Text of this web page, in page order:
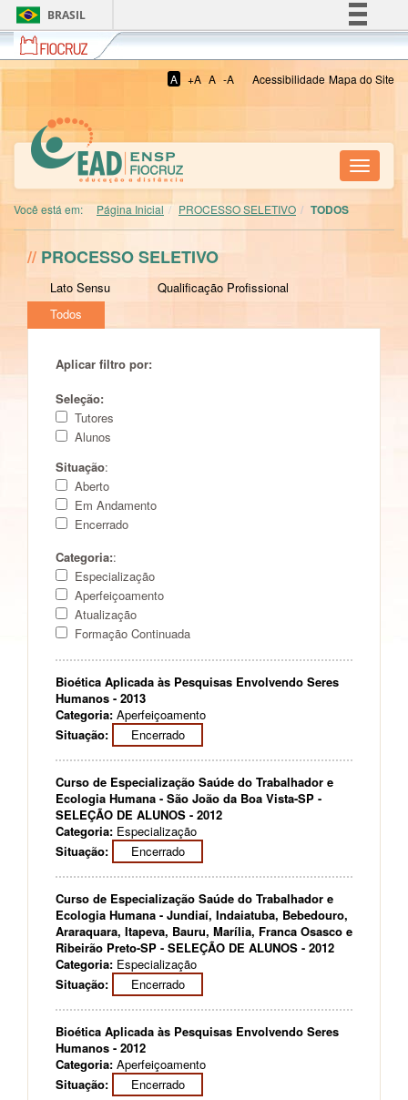
BRASIL
Simplifique!
Fiocruz
A +A A -A Acessibilidade Mapa do Site
Toggle
Você está em: Página Inicial PROCESSO SELETIVO TODOS
// PROCESSO SELETIVO
Lato Sensu
Qualificação Profissional
Todos
Aplicar filtro por:
Seleção:
Tutores
Alunos
Situação:
Aberto
Em Andamento
Encerrado
Categoria::
Especialização
Aperfeiçoamento
Atualização
Formação Continuada
Bioética Aplicada às Pesquisas Envolvendo Seres
Humanos - 2013
Categoria: Aperfeiçoamento
Situação:
Encerrado
Curso de Especialização Saúde do Trabalhador e
Ecologia Humana - São João da Boa Vista-SP -
SELEÇÃO DE ALUNOS - 2012
Categoria: Especialização
Situação:
Encerrado
Curso de Especialização Saúde do Trabalhador e
Ecologia Humana - Jundiaí, Indaiatuba, Bebedouro,
Araraquara, Itapeva, Bauru, Marília, Franca Osasco e
Ribeirão Preto-SP - SELEÇÃO DE ALUNOS - 2012
Categoria: Especialização
Situação:
Encerrado
Bioética Aplicada às Pesquisas Envolvendo Seres
Humanos - 2012
Categoria: Aperfeiçoamento
Situação:
Encerrado